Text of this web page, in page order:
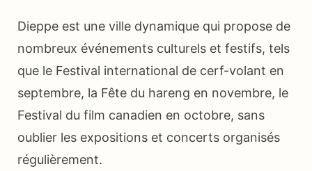
Dieppe est une ville dynamique qui propose de
nombreux événements culturels et festifs, tels
que le Festival international de cerf-volant en
septembre, la Fête du hareng en novembre, le
Festival du film canadien en octobre, sans
oublier les expositions et concerts organisés
régulièrement.